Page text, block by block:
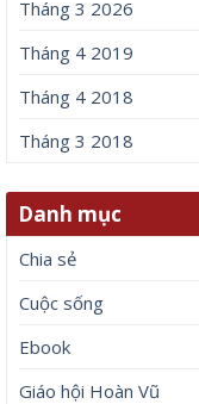
Tháng 3 2026
Tháng 4 2019
Tháng 4 2018
Tháng 3 2018
Danh mục
Chia sẻ
Cuộc sống
Ebook
Giáo hội Hoàn Vũ